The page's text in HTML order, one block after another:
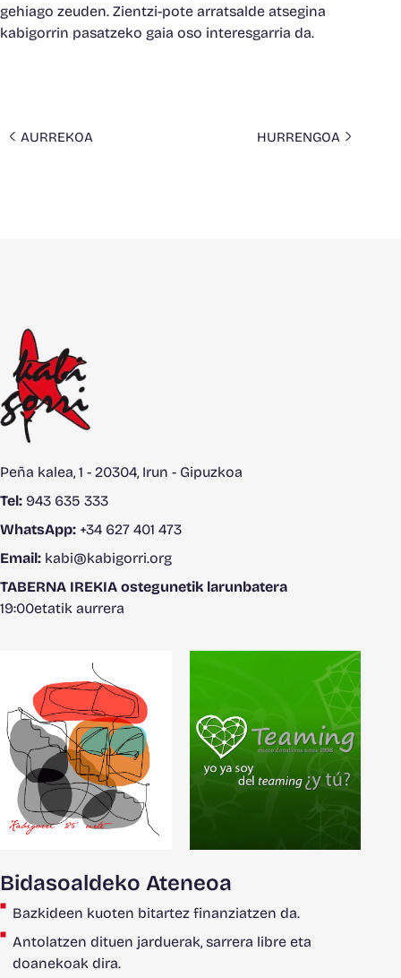
gehiago zeuden. Zientzi-pote arratsalde atsegina
kabigorrin pasatzeko gaia oso interesgarria da.
AURREKOA HURRENGOA
Peña kalea, 1 - 20304, Irun - Gipuzkoa
Tel: 943 635 333
WhatsApp: +34 627 401 473
Email: kabi@kabigorri.org
TABERNA IREKIA ostegunetik larunbatera
19:00etatik aurrera
Bidasoaldeko Ateneoa
Bazkideen kuoten bitartez finanziatzen da.
Antolatzen dituen jarduerak, sarrera libre eta
doanekoak dira.